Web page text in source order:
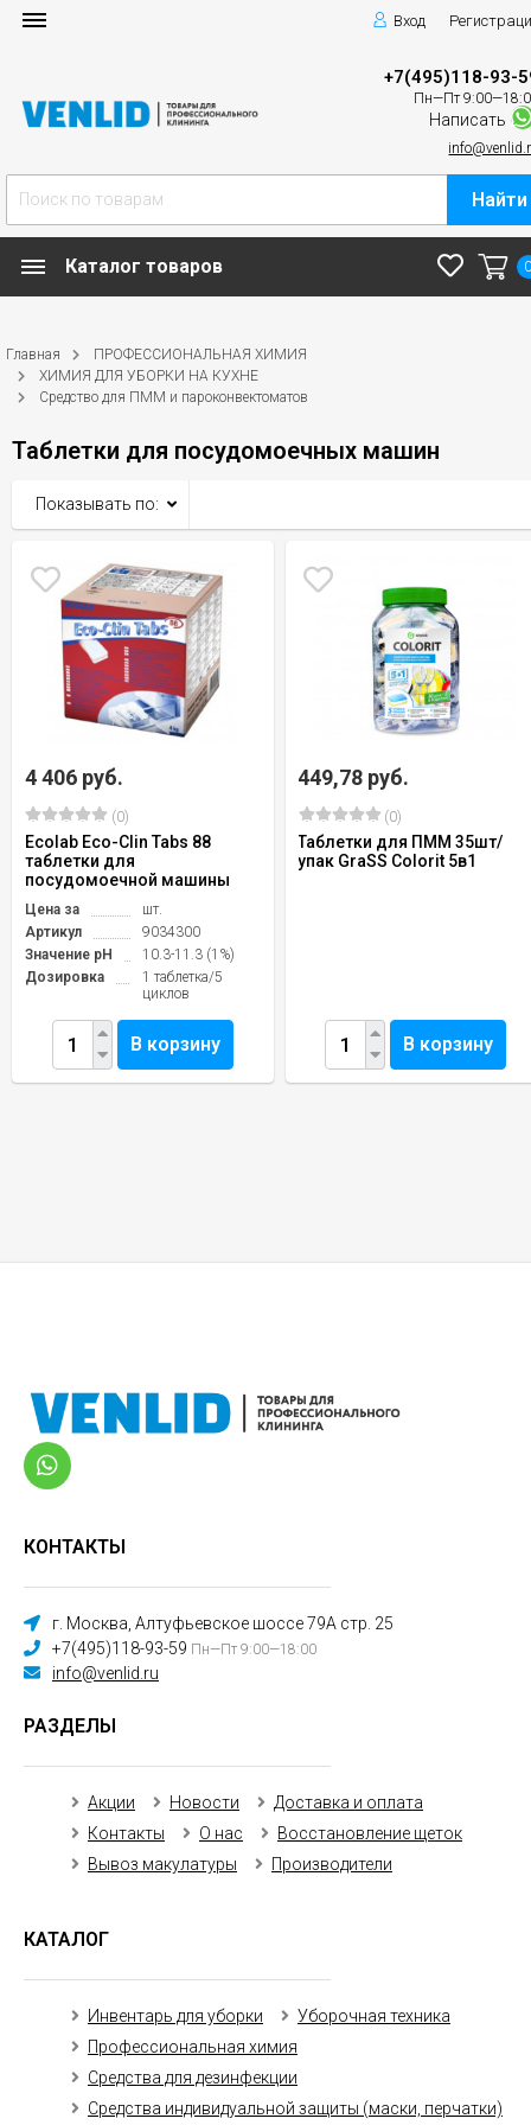
Вход
+7(495)118-93-
Пн—Пт
Написать
Найти
Каталог товаров
Главная
ПРОФЕССИОНАЛЬНАЯ ХИМИЯ
ХИМИЯ ДЛЯ УБОРКИ НА КУХНЕ
Средство для ПММ и пароконвектоматов
Таблетки для посудомоечных машин
Показывать по:
4 406 руб.
(0)
Ecolab Eco-Clin Tabs 88
таблетки для
посудомоечной машины
Цена за
шт.
Артикул
9034300
Значение pH
10.3-11.3 (1%)
Дозировка
1 таблетка/5
циклов
В корзину
449,78 руб.
(0)
Таблетки для ПММ 35шт/
упак GraSS Colorit 5в1
В корзину
КОНТАКТЫ
г. Москва, Алтуфьевское шоссе 79А стр. 25
+7(495)118-93-59 Пн—Пт 9:00—18:00
info@venlid.ru
РАЗДЕЛЫ
Акции Новости
Доставка и оплата
Контакты
О нас
Восстановление щеток
Вывоз макулатуры
Производители
КАТАЛОГ
Инвентарь для уборки
Уборочная техника
Профессиональная химия
Средства для дезинфекции
Средства индивидуальной защиты (маски, перчатки)